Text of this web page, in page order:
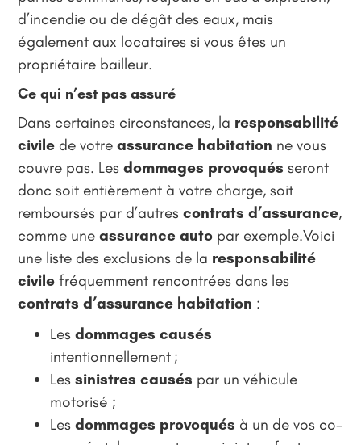
d’incendie ou de dégât des eaux, mais
également aux locataires si vous êtes un
propriétaire bailleur.
Ce qui n’est pas assuré
Dans certaines circonstances, la responsabilité
civile de votreassurance habitation ne vous
couvre pas. Lesdommages provoquésseront
donc soit entièrement à votre charge, soit
remboursés par d’autrescontrats d’assurance,
comme uneassurance auto par exemple.Voici
une liste des exclusions de la responsabilité
civile fréquemment rencontrées dans les
contrats d’assurance habitation :
Lesdommages causés
intentionnellement ;
Lessinistres causés par un véhicule
motorisé ;
Lesdommages provoqués à un de vos co-